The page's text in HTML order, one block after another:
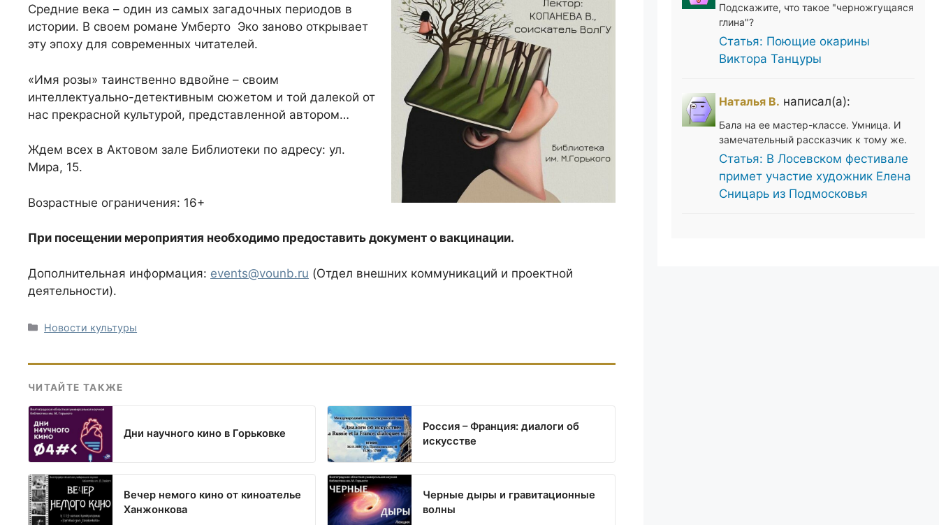
Средние века – один из самых загадочных периодов в
истории. В своем романе Умберто Эко заново открывает
эту эпоху для современных читателей.
«Имя розы» таинственно вдвойне – своим
интеллектуально-детективным сюжетом и той далекой от
нас прекрасной культурой, представленной автором…
Ждем всех в Актовом зале Библиотеки по адресу: ул.
Мира, 15.
Возрастные ограничения: 16+
При посещении мероприятия необходимо предоставить документ о вакцинации.
Дополнительная информация: events@vounb.ru (Отдел внешних коммуникаций и проектной
деятельности).
Рубрики
Новости культуры
ЧИТАЙТЕ ТАКЖЕ
Дни научного кино в Горьковке
Россия – Франция: диалоги об
искусстве
Вечер немого кино от киноателье
Ханжонкова
Черные дыры и гравитационные
волны
Подскажите, что такое "черножгущаяся
глина"?
Статья: Поющие окарины
Виктора Танцуры
Наталья В. написал(а):
Бала на ее мастер-классе. Умница. И
замечательный рассказчик к тому же.
Статья: В Лосевском фестивале
примет участие художник Елена
Сницарь из Подмосковья